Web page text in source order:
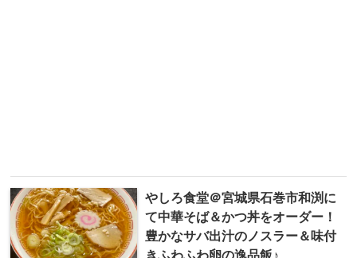
やしろ食堂＠宮城県石巻市和渕に
て中華そば＆かつ丼をオーダー！
豊かなサバ出汁のノスラー＆味付
きふわふわ卵の逸品飯♪